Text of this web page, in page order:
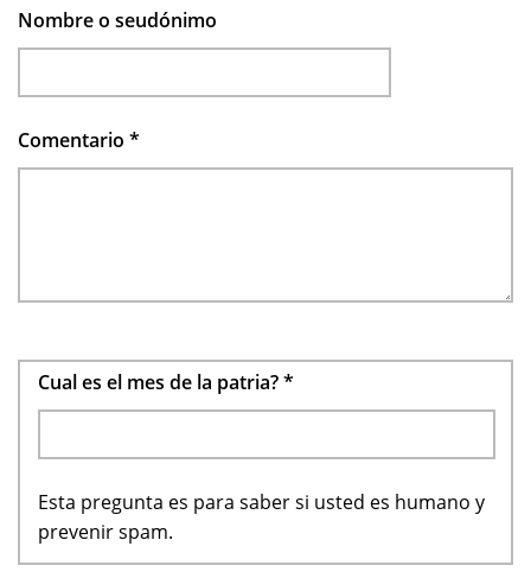
Nombre o seudónimo
Comentario *
Cual es el mes de la patria?*
Esta pregunta es para saber si usted es humano y
prevenir spam.